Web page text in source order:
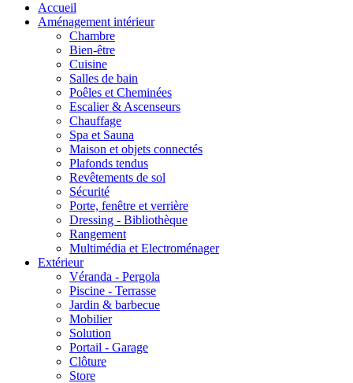
Accueil
Aménagement intérieur
Chambre
Bien-être
Cuisine
Salles de bain
Poêles et Cheminées
Escalier & Ascenseurs
Chauffage
Spa et Sauna
Maison et objets connectés
Plafonds tendus
Revêtements de sol
Sécurité
Porte, fenêtre et verrière
Dressing - Bibliothèque
Rangement
Multimédia et Electroménager
Extérieur
Véranda - Pergola
Piscine - Terrasse
Jardin & barbecue
Mobilier
Solution
Portail - Garage
Clôture
Store